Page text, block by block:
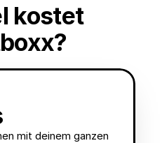
kostet
mit deinem ganzen